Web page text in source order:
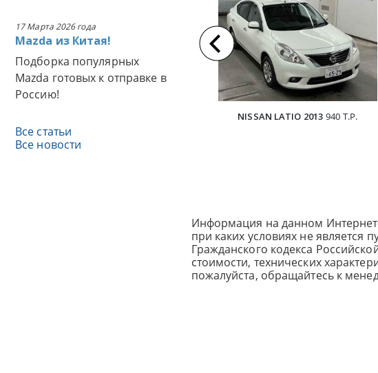
17 Марта 2026 года
Mazda из Китая!
Подборка популярных
Mazda готовых к отправке в
Россию!
Все статьи
Все новости
NISSAN LATIO 2013 940 Т.Р.
Информация на данном
при каких условиях не
Гражданского кодекса
стоимости, технических
пожалуйста, обращайтесь к